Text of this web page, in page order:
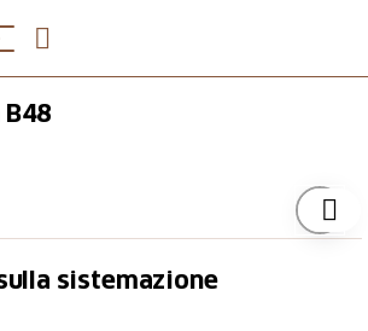
resort. In periferia, a 500 m dal
sistemazione